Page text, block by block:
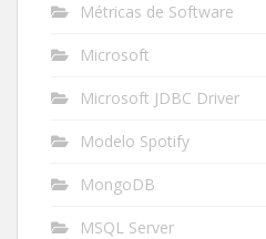
Métricas de Software
Microsoft
Microsoft JDBC Driver
Modelo Spotify
MongoDB
MSQL Server